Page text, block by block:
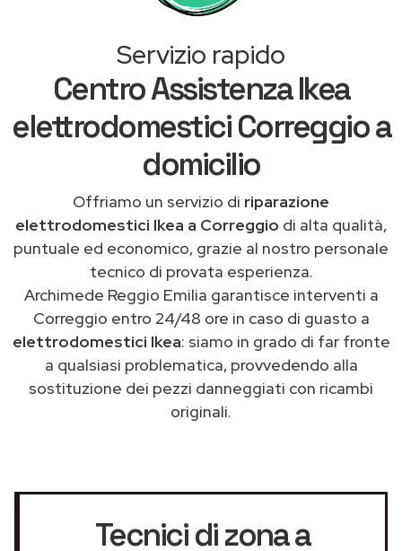
Servizio rapido
Centro Assistenza Ikea
elettrodomestici Correggio a
domicilio
Offriamo un servizio di riparazione
elettrodomestici Ikea a Correggio di alta qualità,
puntuale ed economico, grazie al nostro personale
tecnico di provata esperienza.
Archimede Reggio Emilia garantisce interventi a
Correggio entro 24/48 ore in caso di guasto a
elettrodomestici Ikea: siamo in grado di far fronte
a qualsiasi problematica, provvedendo alla
sostituzione dei pezzi danneggiati con ricambi
originali.
Tecnici di zona a